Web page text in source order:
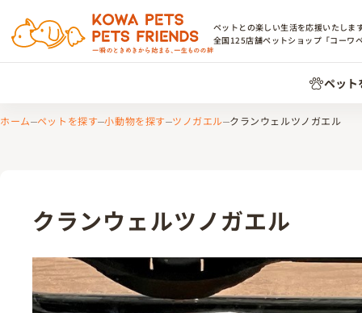
ペットとの楽しい生活を応援いたしま
全国125店舗ペットショップ「コーワ
ペット
ホーム ペットを探す 小動物を探す ツノガエル クランウェルツノガエル
クランウェルツノガエル